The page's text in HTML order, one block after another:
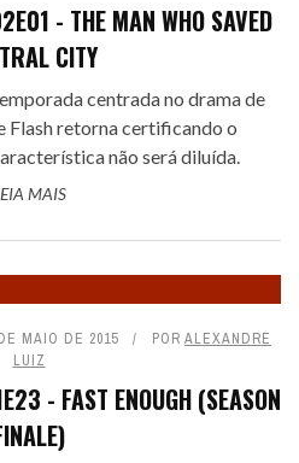
- THE MAN WHO SAVED
CITY
centrada no drama de
Flash retorna certificando o
não será diluída.
MAIS
MAIO DE 2015 POR ALEXANDRE
LUIZ
- FAST ENOUGH (SEASON